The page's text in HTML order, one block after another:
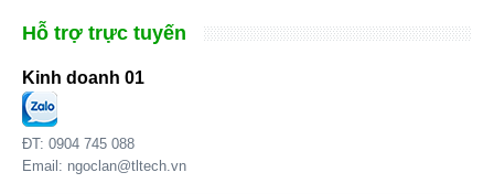
Hỗ trợ trực tuyến
Kinh doanh 01
ĐT: 0904 745 088
Email: ngoclan@tltech.vn